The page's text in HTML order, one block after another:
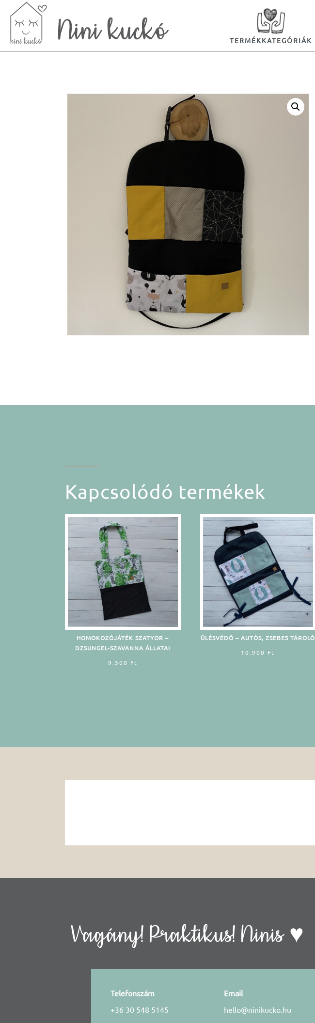
TERMÉKKATEGÓRIÁK
Kapcsolódó termékek
HOMOKOZÓJÁTÉK SZATYOR –
DZSUNGEL-SZAVANNA ÁLLATAI
9.500 Ft
ÜLÉSVÉDŐ – AUTÒS, ZSEBES TÁROLÒ
10.900 Ft
Vagány! Praktikus! Ninis ♥
Telefonszám
+36 30 548 5145
Email
hello@ninikucko.hu